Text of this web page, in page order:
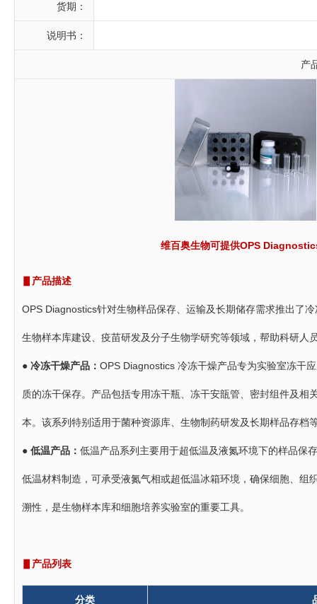
货期：
说明书：
产
维百奥生物可提供OPS
▋产品描述
OPS Diagnostics针对生物样品保存、运输及长期储存需求推出了
生物样本库建设、疫苗研发及分子生物学研究等领域，帮助科研人
● 冷冻干燥产品： OPS Diagnostics 冷冻干燥产品专为实验室冻干
质的冻干保存。产品包括专用冻干瓶、冻干安瓿管、密封组件及
本。该系列特别适用于菌种资源库、生物制药研发及长期样品存档
● 低温产品： 低温产品系列主要用于超低温及液氮环境下的样品保
低温材料制造，可承受液氮气相或超低温冰箱环境，确保细胞、
溯性，是生物样本库和细胞培养实验室的重要工具。
▋产品列表
分类